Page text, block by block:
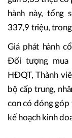
hành này, tổng
337,9 triệu,
Giá phát hành
Đối tượng mua
HĐQT, Thành
bộ cấp trung,
con có đóng
kế hoạch kinh